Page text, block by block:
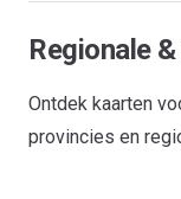
Regionale
Ontdek kaarten
provincies en